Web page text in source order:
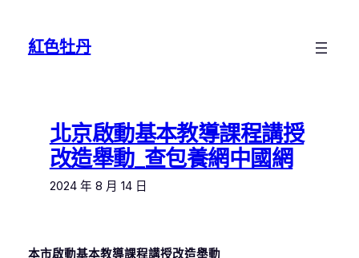
紅色牡丹
北京啟動基本教導課程講授
改造舉動_查包養網中國網
2024 年 8 月 14 日
本市啟動基本教導課程講授改造舉動